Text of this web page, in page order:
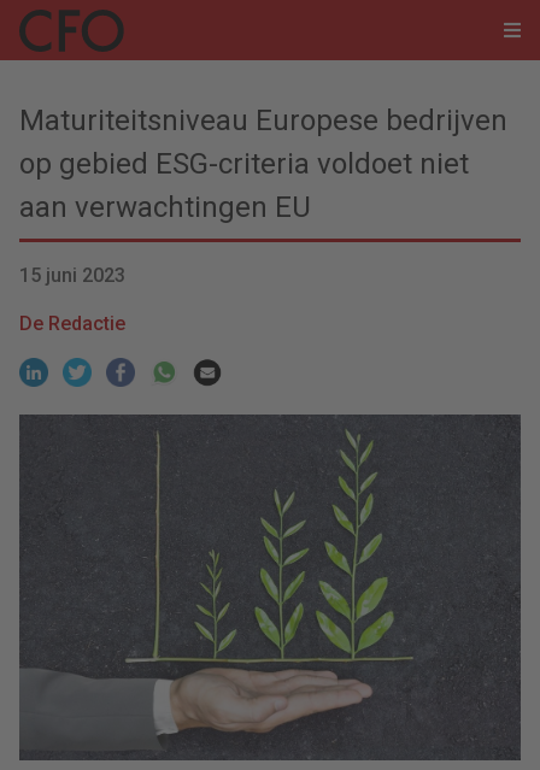
Maturiteitsniveau Europese bedrijven
op gebied ESG-criteria voldoet niet
aan verwachtingen EU
15 juni 2023
De Redactie